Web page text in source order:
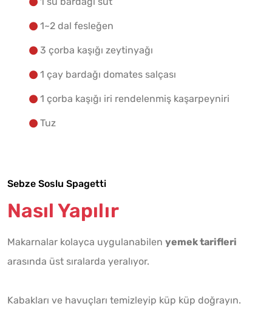
1~2 dal fesleğen
3 çorba kaşığı zeytinyağı
1 çay bardağı domates salçası
1 çorba kaşığı iri rendelenmiş kaşarpeyniri
Tuz
Sebze Soslu Spagetti
Nasıl Yapılır
Makarnalar kolayca uygulanabilen yemek tarifleri
arasında üst sıralarda yeralıyor.
Kabakları ve havuçları temizleyip küp küp doğrayın.